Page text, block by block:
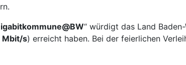
“ würdigt das Land
Mbit/s) erreicht haben. Bei der feierlichen